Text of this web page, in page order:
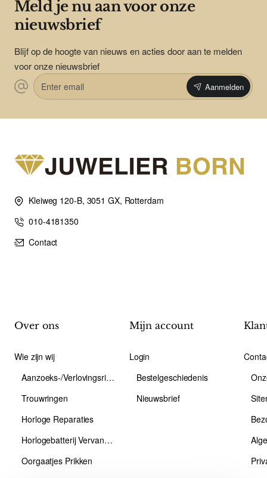
Meld je nu aan voor onze
nieuwsbrief
Blijf op de hoogte van nieuws en acties door aan te melden
voor onze nieuwsbrief
Enter
email
Aanmelden
Kleiweg 120-B, 3051 GX, Rotterdam
010-4181350
Contact
Over ons
Wie zijn wij
Aanzoeks-/Verlovingsring
Trouwringen
Horloge Reparaties
Horlogebatterij Vervangen
Oorgaatjes Prikken
Mijn account
Login
Bestelgeschiedenis
Nieuwsbrief